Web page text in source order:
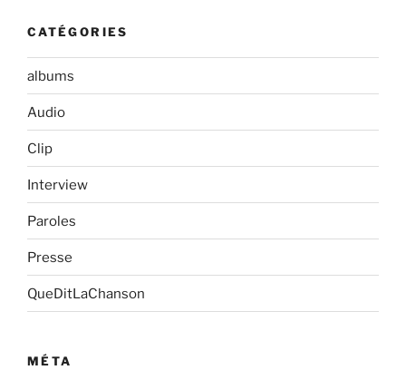
CATÉGORIES
albums
Audio
Clip
Interview
Paroles
Presse
QueDitLaChanson
MÉTA